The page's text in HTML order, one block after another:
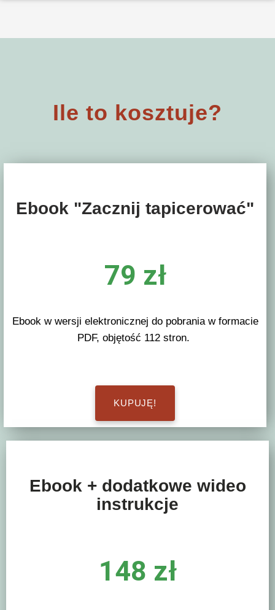
Ile to kosztuje?
Ebook "Zacznij tapicerować"
79 zł
Ebook w wersji elektronicznej do pobrania w formacie
PDF, objętość 112 stron.
KUPUJĘ!
Ebook + dodatkowe wideo
instrukcje
148 zł